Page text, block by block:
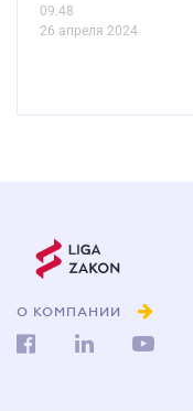
09.48
26 апреля 2024
О КОМПАНИИ